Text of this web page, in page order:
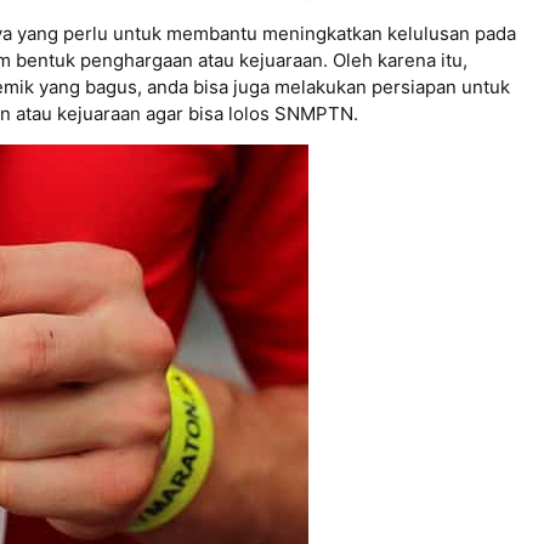
yang perlu untuk membantu meningkatkan kelulusan pada
bentuk penghargaan atau kejuaraan. Oleh karena itu,
yang bagus, anda bisa juga melakukan persiapan untuk
kejuaraan agar bisa lolos SNMPTN.